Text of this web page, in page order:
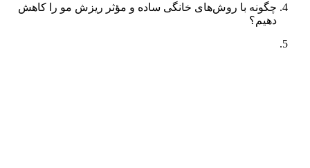
چگونه با روش‌های خانگی ساده و مؤثر ریزش مو را کاهش
دهیم؟